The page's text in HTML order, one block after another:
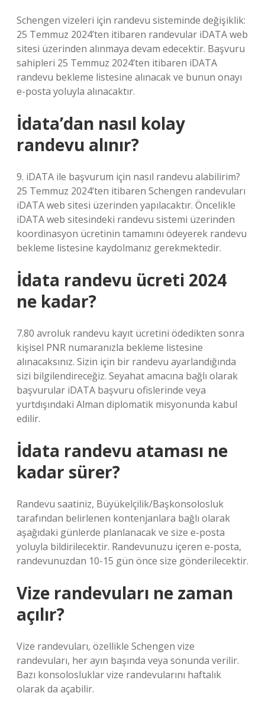
Schengen vizeleri için randevu sisteminde değişiklik:
25 Temmuz 2024’ten itibaren randevular iDATA web
sitesi üzerinden alınmaya devam edecektir. Başvuru
sahipleri 25 Temmuz 2024’ten itibaren iDATA
randevu bekleme listesine alınacak ve bunun onayı
e-posta yoluyla alınacaktır.
İdata’dan nasıl kolay
randevu alınır?
9. iDATA ile başvurum için nasıl randevu alabilirim?
25 Temmuz 2024’ten itibaren Schengen randevuları
iDATA web sitesi üzerinden yapılacaktır. Öncelikle
iDATA web sitesindeki randevu sistemi üzerinden
koordinasyon ücretinin tamamını ödeyerek randevu
bekleme listesine kaydolmanız gerekmektedir.
İdata randevu ücreti 2024
ne kadar?
7.80 avroluk randevu kayıt ücretini ödedikten sonra
kişisel PNR numaranızla bekleme listesine
alınacaksınız. Sizin için bir randevu ayarlandığında
sizi bilgilendireceğiz. Seyahat amacına bağlı olarak
başvurular iDATA başvuru ofislerinde veya
yurtdışındaki Alman diplomatik misyonunda kabul
edilir.
İdata randevu ataması ne
kadar sürer?
Randevu saatiniz, Büyükelçilik/Başkonsolosluk
tarafından belirlenen kontenjanlara bağlı olarak
aşağıdaki günlerde planlanacak ve size e-posta
yoluyla bildirilecektir. Randevunuzu içeren e-posta,
randevunuzdan 10-15 gün önce size gönderilecektir.
Vize randevuları ne zaman
açılır?
Vize randevuları, özellikle Schengen vize
randevuları, her ayın başında veya sonunda verilir.
Bazı konsolosluklar vize randevularını haftalık
olarak da açabilir.